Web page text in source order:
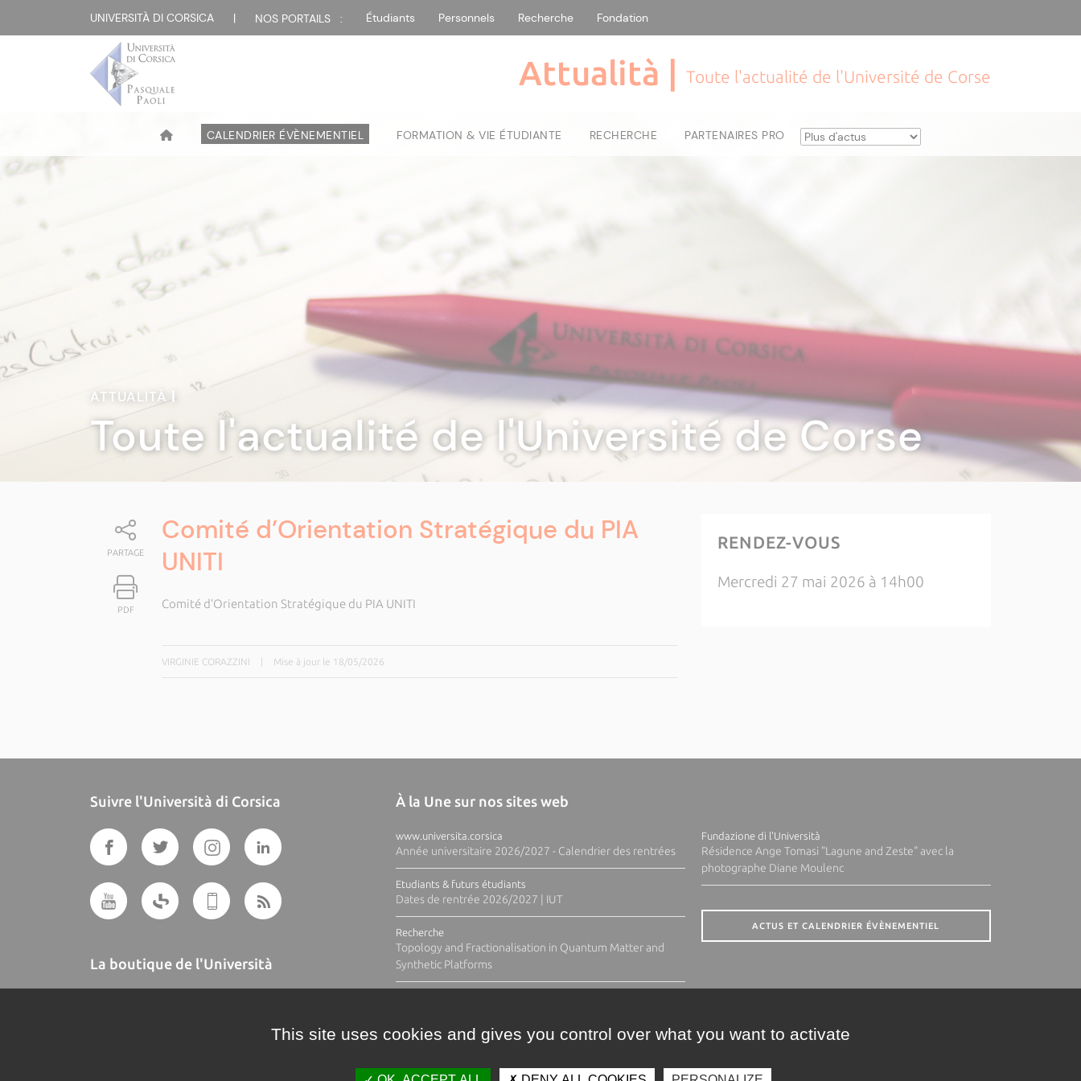
UNIVERSITÀ DI CORSICA | NOS PORTAILS : Étudiants Personnels Recherche Fondation
Attualità | Toute l'actualité de l'Université de Corse
CALENDRIER ÉVÈNEMENTIEL FORMATION & VIE ÉTUDIANTE RECHERCHE PARTENAIRES PRO
ATTUALITÀ|
Toute l'actualité de l'Université de Corse
PARTAGE
PDF
Comité d’Orientation Stratégique du PIA
UNITI
Comité d’Orientation Stratégique du PIA UNITI
VIRGINIE CORAZZINI Mise à jour le 18/05/2026
RENDEZ-VOUS
Mercredi 27 mai 2026 à 14h00
Suivre l'Università di Corsica
La boutique de l'Università
À la Une sur nos sites web
www.universita.corsica
Année universitaire 2026/2027 - Calendrier des rentrées
Etudiants & futurs étudiants
Dates de rentrée 2026/2027 | IUT
Recherche
Topology and Fractionalisation in Quantum Matter and
Synthetic Platforms
Fundazione di l'Università
Résidence Ange Tomasi "Lagune and Zeste" avec la
photographe Diane Moulenc
ACTUS ET CALENDRIER ÉVÈNEMENTIEL
This site uses cookies and gives you control over what you want to activate